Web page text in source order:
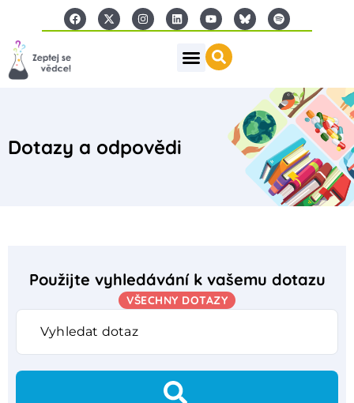
Dotazy a odpovědi
Použijte vyhledávání k vašemu dotazu
VŠECHNY DOTAZY